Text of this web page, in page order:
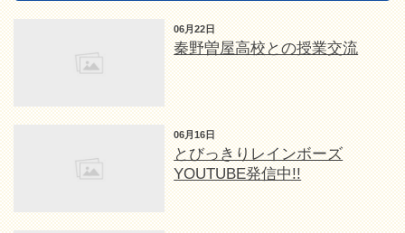
06月22日
秦野曽屋高校との授業交流
06月16日
とびっきりレインボーズ
YOUTUBE発信中!!